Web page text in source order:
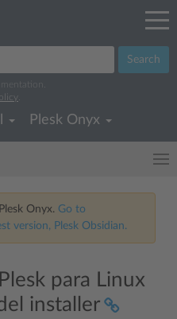
Search
Plesk Onyx
Onyx. Go to
version, Plesk Obsidian.
para Linux
installer